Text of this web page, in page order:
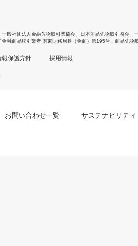
一般社団法人金融先物取引業協会 日本商品先物取引協会
金融商品取引業者 関東財務局長（金商）第195号、商品先物
報保護方針 採用情報
お問い合わせ一覧 サステナビリティ